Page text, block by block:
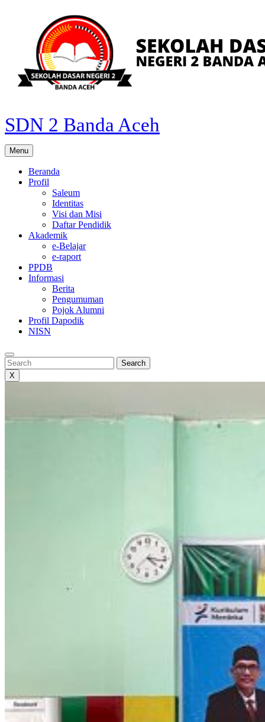
SDN 2 Banda Aceh
Menu
Beranda
Profil
Saleum
Identitas
Visi dan Misi
Daftar Pendidik
Akademik
e-Belajar
e-raport
PPDB
Informasi
Berita
Pengumuman
Pojok Alumni
Profil Dapodik
NISN
Search
Search
X